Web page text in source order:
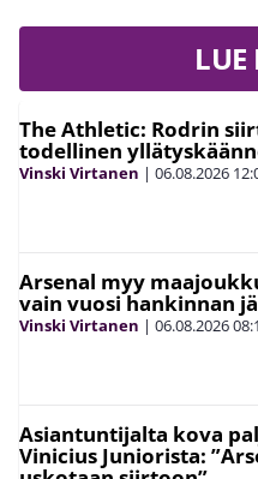
LUE
The Athletic: Rodrin
todellinen
Vinski Virtanen | 06.08.2026
Arsenal myy
vain vuosi hankinnan
Vinski Virtanen | 06.08.2026
Asiantuntijalta kova
Vinicius Juniorista: